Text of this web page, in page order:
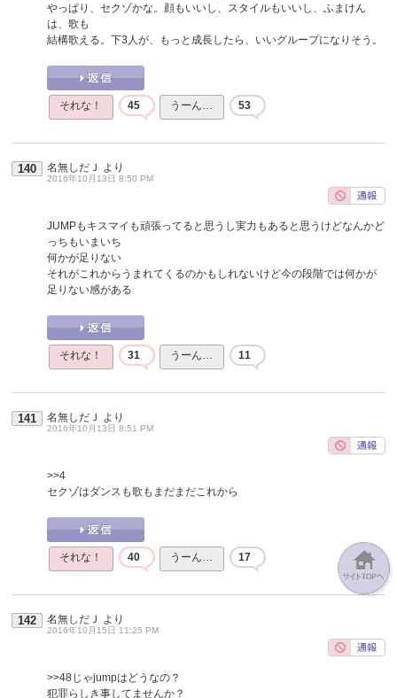
やっぱり、セクゾかな。顔もいいし、スタイルもいいし、ふまけん
は、歌も
結構歌える。下3人が、もっと成長したら、いいグループになりそう。
それな！ 45 うーん… 53
140 名無しだＪ より
2016年10月13日 8:50 PM
JUMPもキスマイも頑張ってると思うし実力もあると思うけどなんかど
っちもいまいち
何かが足りない
それがこれからうまれてくるのかもしれないけど今の段階では何かが
足りない感がある
それな！ 31 うーん… 11
141 名無しだＪ より
2016年10月13日 8:51 PM
>>4
セクゾはダンスも歌もまだまだこれから
それな！ 40 うーん… 17
142 名無しだＪ より
2016年10月15日 11:25 PM
>>48じゃjumpはどうなの？
犯罪らしき事してませんか？